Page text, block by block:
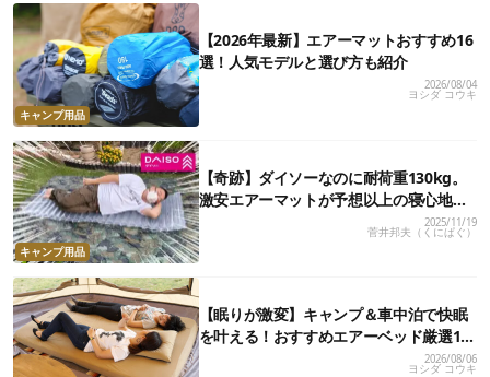
キャンプ用品
【2026年最新】エアーマットおすすめ16
選！人気モデルと選び方も紹介
2026/08/04
ヨシダ コウキ
キャンプ用品
【奇跡】ダイソーなのに耐荷重130kg。
激安エアーマットが予想以上の寝心地な
んだが…！？
2025/11/19
菅井邦夫（くにぱぐ）
【眠りが激変】キャンプ＆車中泊で快眠
を叶える！おすすめエアーベッド厳選12
モデル
2026/08/06
ヨシダ コウキ